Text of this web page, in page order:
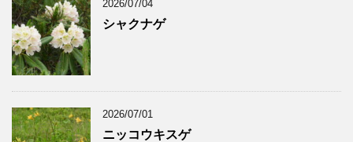
2026/07/04
シャクナゲ
2026/07/01
ニッコウキスゲ